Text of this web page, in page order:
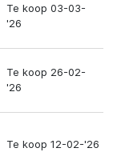
Te koop 03-03-
'26
Te koop 26-02-
'26
Te koop 12-02-'26